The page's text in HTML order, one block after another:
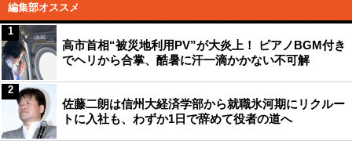
編集部オススメ
高市首相“被災地利用PV”が大炎上！ ピアノBGM付き
でヘリから合掌、酷暑に汗一滴かかない不可解
1
佐藤二朗は信州大経済学部から就職氷河期にリクルー
トに入社も、わずか1日で辞めて役者の道へ
2